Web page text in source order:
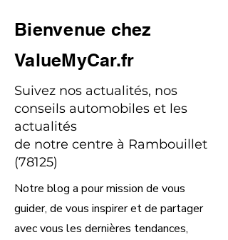
Bienvenue chez
ValueMyCar.fr
Suivez nos actualités, nos
conseils automobiles et les
actualités
de notre centre à Rambouillet
(78125)
Notre blog a pour mission de vous
guider, de vous inspirer et de partager
avec vous les dernières tendances,